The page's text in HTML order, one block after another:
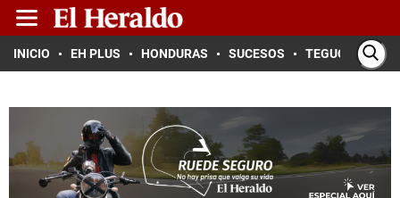
INICIO EH PLUS HONDURAS SUCESOS TEGUCIGALPA